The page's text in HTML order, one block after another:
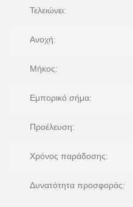
Τελειώνει:
Ανοχή:
Μήκος:
Εμπορικό σήμα:
Προέλευση:
Χρόνος παράδοσης:
Δυνατότητα προσφοράς: